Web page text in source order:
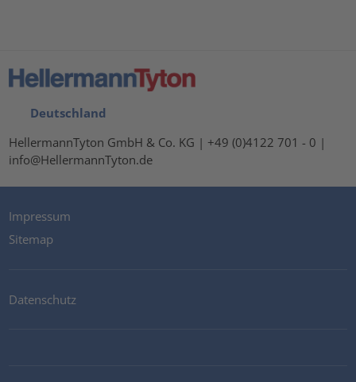
Deutschland
HellermannTyton GmbH & Co. KG | +49 (0)4122 701 - 0 |
info@HellermannTyton.de
Impressum
Sitemap
Datenschutz